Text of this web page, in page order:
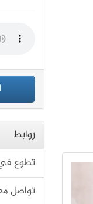
روابط
تطوع في
تواصل